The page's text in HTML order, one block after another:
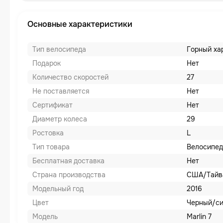
Основные характеристики
Тип велосипеда
Горный
Подарок
Нет
Количество скоростей
27
Не поставляется
Нет
Сертификат
Нет
Диаметр колеса
29
Ростовка
L
Тип товара
Велосипед
Бесплатная доставка
Нет
Страна производства
США/
Модельный год
2016
Цвет
Черный/
Модель
Marlin 7